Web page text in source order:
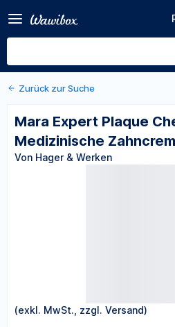
Checker, Medizinische
Zahncreme, Tube à 75 ml
Von Hager & Werken
Zurück zur Suche
Mara Expert Plaque
Medizinische
Von Hager & Werken
(exkl. MwSt., zzgl. Versand)